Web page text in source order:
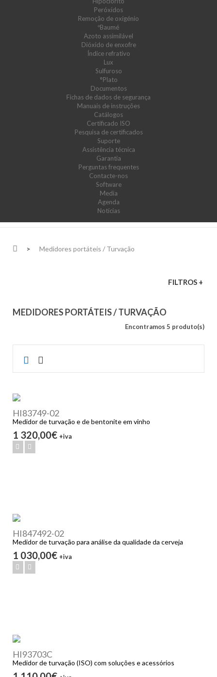
Peróxidos
Remoção de oxigénio
ºBaumé
Azoto assimilável
Dióxido de enxofre
Índice refrativo
Lux
Sulfuroso
°Plato
Documentos
Fichas de dados de segurança
Manuais de instruções
Catálogos
Certificado ISO
Pesquisa de certificados
Suporte
Assistência técnica
Garantia
Perguntas frequentes
Contacte-nos
Software
Media
Agenda
Notícias
> Medidores portáteis / Turvação
FILTROS +
MEDIDORES PORTÁTEIS / TURVAÇÃO
Encontramos 5 produto(s)
HI83749-02
Medidor de turvação e de bentonite em vinho
1 320,00€ +iva
HI847492-02
Medidor de turvação para análise da qualidade da cerveja
1 030,00€ +iva
HI93703C
Medidor de turvação (ISO) com soluções e acessórios